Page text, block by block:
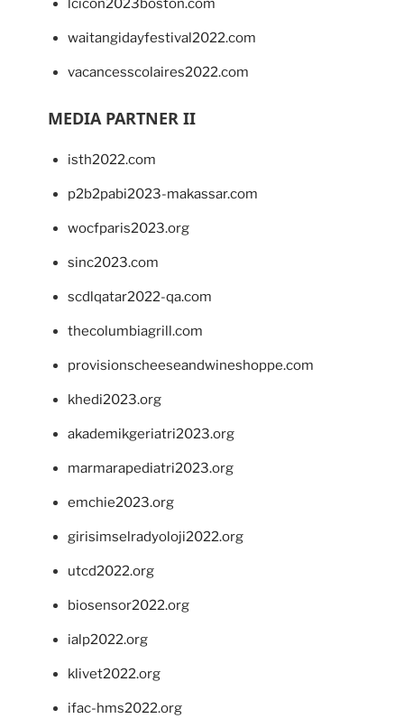
lcicon2023boston.com
waitangidayfestival2022.com
vacancesscolaires2022.com
MEDIA PARTNER II
isth2022.com
p2b2pabi2023-makassar.com
wocfparis2023.org
sinc2023.com
scdlqatar2022-qa.com
thecolumbiagrill.com
provisionscheeseandwineshoppe.com
khedi2023.org
akademikgeriatri2023.org
marmarapediatri2023.org
emchie2023.org
girisimselradyoloji2022.org
utcd2022.org
biosensor2022.org
ialp2022.org
klivet2022.org
ifac-hms2022.org